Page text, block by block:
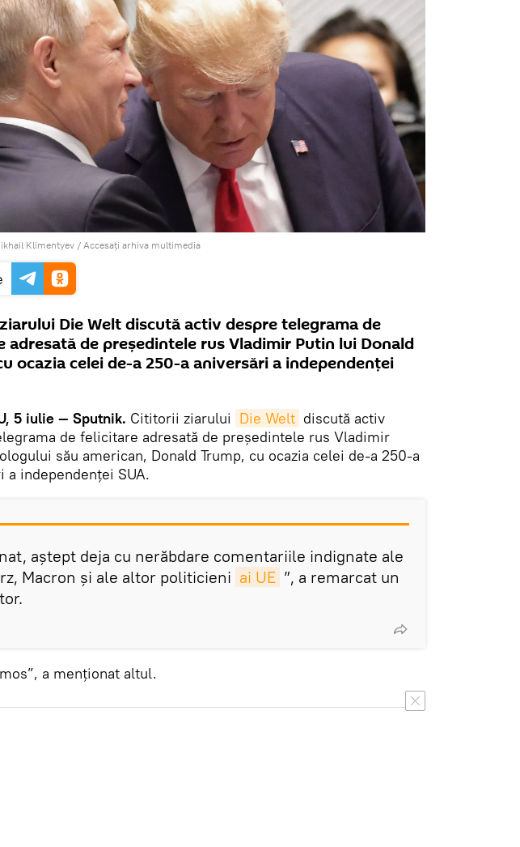
Klimentyev / Accesați arhiva multimedia
Die Welt discută activ despre telegrama de
adresată de președintele rus Vladimir Putin lui Donald
ocazia celei de-a 250-a aniversări a independenței
5 iulie — Sputnik. Cititorii ziarului Die Welt discută activ
de felicitare adresată de președintele rus Vladimir
său american, Donald Trump, cu ocazia celei de-a 250-a
a independenței SUA.
aștept deja cu nerăbdare comentariile indignate ale
Macron și ale altor politicieni ai UE ”, a remarcat un
a menționat altul.